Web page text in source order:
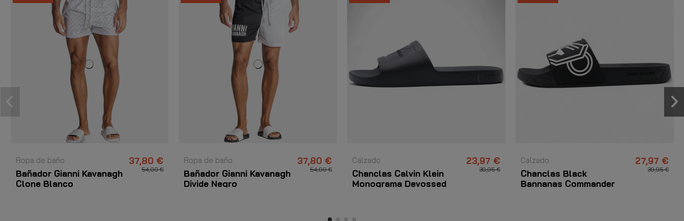
Ropa de baño
Bañador Gianni Kavanagh
Clone Blanco
37,80 €
54,00 €
Ropa de baño
Bañador Gianni Kavanagh
Divide Negro
37,80 €
54,00 €
Calzado
Chanclas Calvin Klein
Monograma Devossed
23,97 €
39,95 €
Calzado
Chanclas Black
Bannanas Commander
27,97 €
39,95 €